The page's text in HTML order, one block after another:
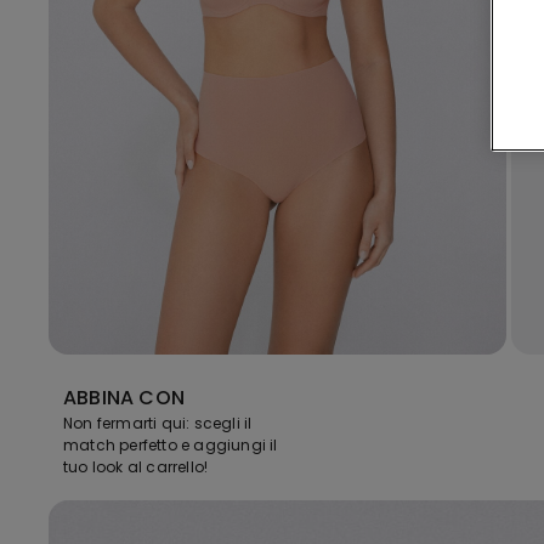
ABBINA CON
Non fermarti qui: scegli il
match perfetto e aggiungi il
tuo look al carrello!